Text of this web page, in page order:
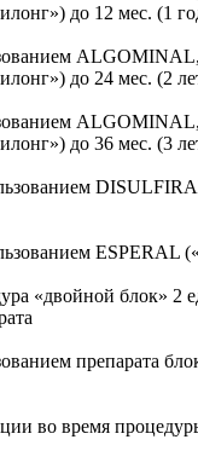
до 12 мес. (1
до 24 мес. (2
до 36 мес. (3
ESPERAL
«двойной блок» 2
препарата
во время